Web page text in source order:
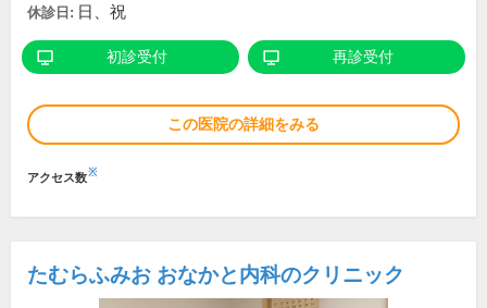
休診日: 日、祝
初診受付 再診受付
この医院の詳細をみる
アクセス数※
たむらふみお おなかと内科のクリニック